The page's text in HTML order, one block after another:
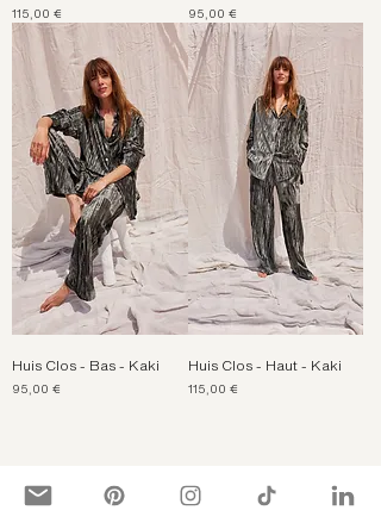
Prix
115,00 € Prix
95,00 €
Huis Clos - Bas - Kaki
Prix
95,00 €
Huis Clos - Haut - Kaki
Prix
115,00 €
POLYESTER RECYCLÉ,
CHUTES DE TISSUS.